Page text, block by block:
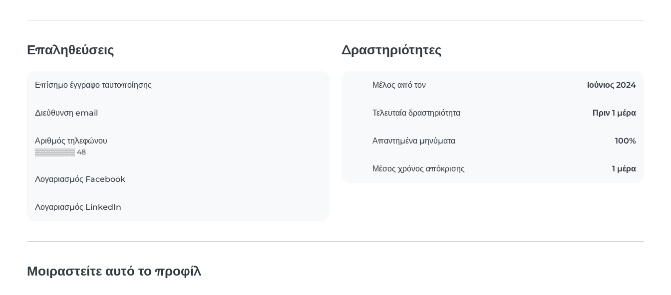
Επαληθεύσεις
Επίσημο έγγραφο ταυτοποίησης
Διεύθυνση email
Αριθμός τηλεφώνου
▒▒▒▒▒▒▒▒ 48
Λογαριασμός Facebook
Λογαριασμός LinkedIn
Δραστηριότητες
Μέλος από τον Ιούνιος 2024
Τελευταία δραστηριότητα Πριν 1 μέρα
Απαντημένα μηνύματα 100%
Μέσος χρόνος απόκρισης 1 μέρα
Μοιραστείτε αυτό το προφίλ